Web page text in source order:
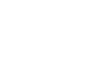
理了20种选科组合解析